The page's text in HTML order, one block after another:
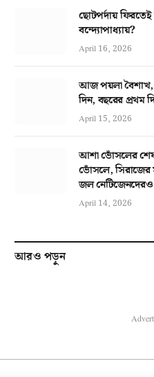
ছোটপর্দায়
বন্দ্যোপাধ্যায়?
April 16, 2026
আজ পয়লা বৈশাখ,
দিন, বছরের প্রথম
April 15, 2026
আশা ভোঁসলের
ভোঁসলে, সিরাজের
জল নেটিজেনদেরও
April 14, 2026
আরও পড়ুন